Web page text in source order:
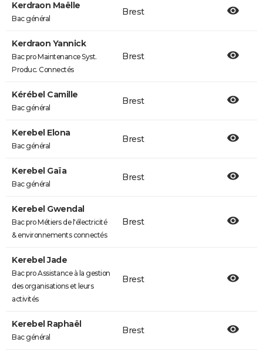
Kerdraon Maëlle
Bac général
Brest
Kerdraon Yannick
Bac pro Maintenance Syst.
Produc. Connectés
Brest
Kérébel Camille
Bac général
Brest
Kerebel Elona
Bac général
Brest
Kerebel Gaïa
Bac général
Brest
Kerebel Gwendal
Bac pro Métiers de l'électricité
& environnements connectés
Brest
Kerebel Jade
Bac pro Assistance à la gestion
des organisations et leurs
activités
Brest
Kerebel Raphaël
Bac général
Brest